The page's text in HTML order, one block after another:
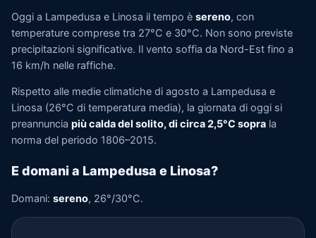
Oggi a Lampedusa e Linosa il tempo è sereno, con
temperature comprese tra 27°C e 30°C. Non sono previste
precipitazioni significative. Il vento soffia da Nord-Est fino a
16 km/h nelle raffiche.
Rispetto alle medie climatiche di agosto a Lampedusa e
Linosa (26°C di temperatura media), la giornata di oggi si
preannuncia più calda del solito, di circa 2,5°C sopra la
norma del periodo 1806–2015.
E domani a Lampedusa e Linosa?
Domani: sereno, 26°/30°C.